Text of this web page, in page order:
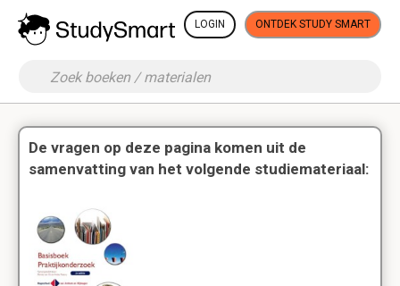
LOGIN ONTDEK STUDY SMART
De vragen op deze pagina komen uit de
samenvatting van het volgende studiemateriaal: